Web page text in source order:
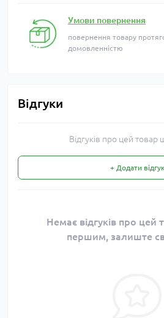
Умови повернення
повернення товару
домовленністю
Відгуки
Відгуків про цей товар
+ Додати відгук
Немає відгуків про цей
першим, залиште